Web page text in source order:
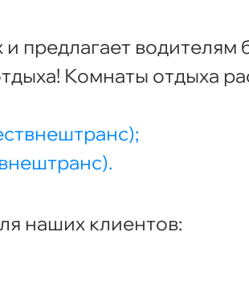
предлагает
Комнаты отдыха
наших клиентов: